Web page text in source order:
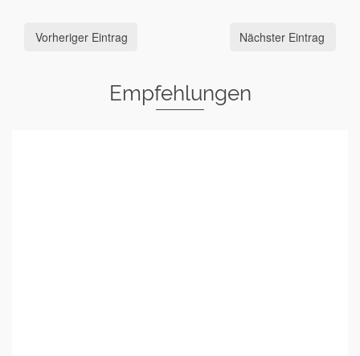
Vorheriger Eintrag Nächster Eintrag
Empfehlungen